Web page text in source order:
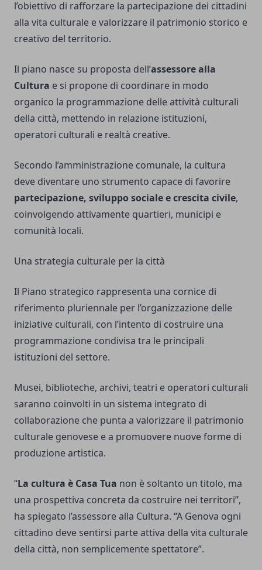
l’obiettivo di rafforzare la partecipazione dei cittadini
alla vita culturale e valorizzare il patrimonio storico e
creativo del territorio.
Il piano nasce su proposta dell’assessore alla
Cultura e si propone di coordinare in modo
organico la programmazione delle attività culturali
della città, mettendo in relazione istituzioni,
operatori culturali e realtà creative.
Secondo l’amministrazione comunale, la cultura
deve diventare uno strumento capace di favorire
partecipazione, sviluppo sociale e crescita civile,
coinvolgendo attivamente quartieri, municipi e
comunità locali.
Una strategia culturale per la città
Il Piano strategico rappresenta una cornice di
riferimento pluriennale per l’organizzazione delle
iniziative culturali, con l’intento di costruire una
programmazione condivisa tra le principali
istituzioni del settore.
Musei, biblioteche, archivi, teatri e operatori culturali
saranno coinvolti in un sistema integrato di
collaborazione che punta a valorizzare il patrimonio
culturale genovese e a promuovere nuove forme di
produzione artistica.
“La cultura è Casa Tua non è soltanto un titolo, ma
una prospettiva concreta da costruire nei territori”,
ha spiegato l’assessore alla Cultura. “A Genova ogni
cittadino deve sentirsi parte attiva della vita culturale
della città, non semplicemente spettatore”.